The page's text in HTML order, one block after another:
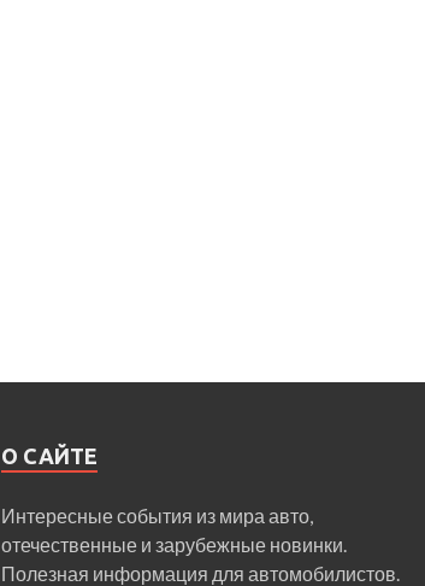
О САЙТЕ
Интересные события из мира авто,
отечественные и зарубежные новинки.
Полезная информация для автомобилистов.